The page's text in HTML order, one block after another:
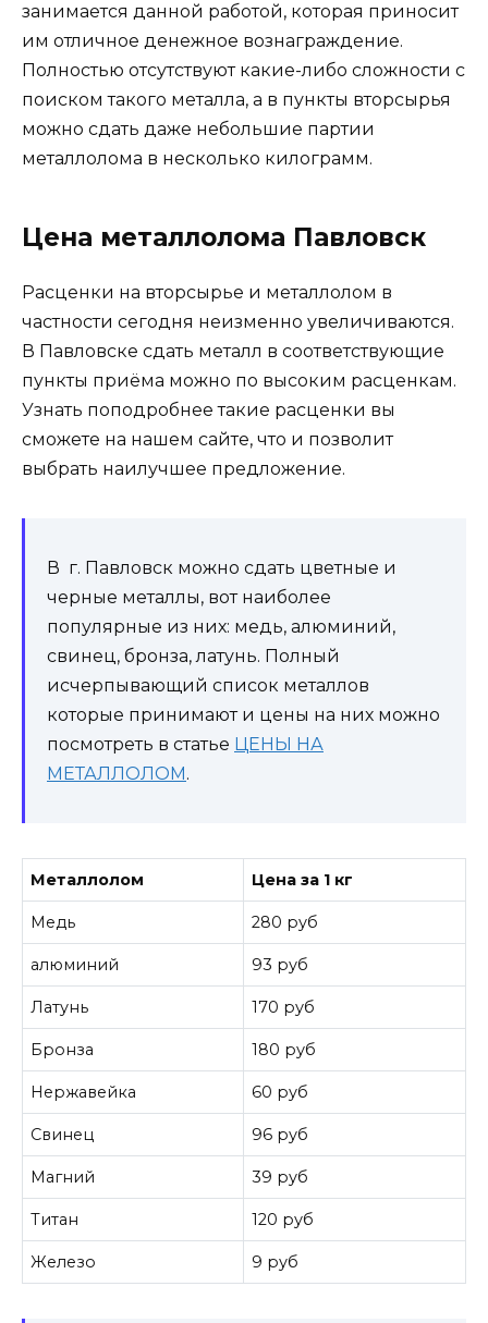
занимается данной работой, которая приносит
им отличное денежное вознаграждение.
Полностью отсутствуют какие-либо сложности с
поиском такого металла, а в пункты вторсырья
можно сдать даже небольшие партии
металлолома в несколько килограмм.
Цена металлолома Павловск
Расценки на вторсырье и металлолом в
частности сегодня неизменно увеличиваются.
В Павловске сдать металл в соответствующие
пункты приёма можно по высоким расценкам.
Узнать поподробнее такие расценки вы
сможете на нашем сайте, что и позволит
выбрать наилучшее предложение.
В г. Павловск можно сдать цветные и
черные металлы, вот наиболее
популярные из них: медь, алюминий,
свинец, бронза, латунь. Полный
исчерпывающий список металлов
которые принимают и цены на них можно
посмотреть в статье ЦЕНЫ НА
МЕТАЛЛОЛОМ .
Металлолом Цена за 1 кг
Медь 280 руб
алюминий 93 руб
Латунь 170 руб
Бронза 180 руб
Нержавейка 60 руб
Свинец 96 руб
Магний 39 руб
Титан 120 руб
Железо 9 руб